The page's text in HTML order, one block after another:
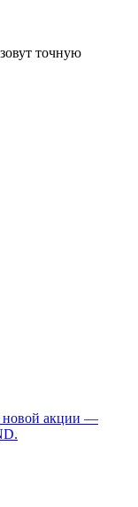
точную
новой акции —